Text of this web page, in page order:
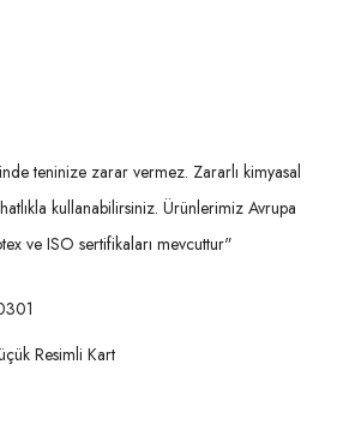
teninize zarar vermez. Zararlı kimyasal
kullanabilirsiniz. Ürünlerimiz Avrupa
ve ISO sertifikaları mevcuttur"
Resimli Kart